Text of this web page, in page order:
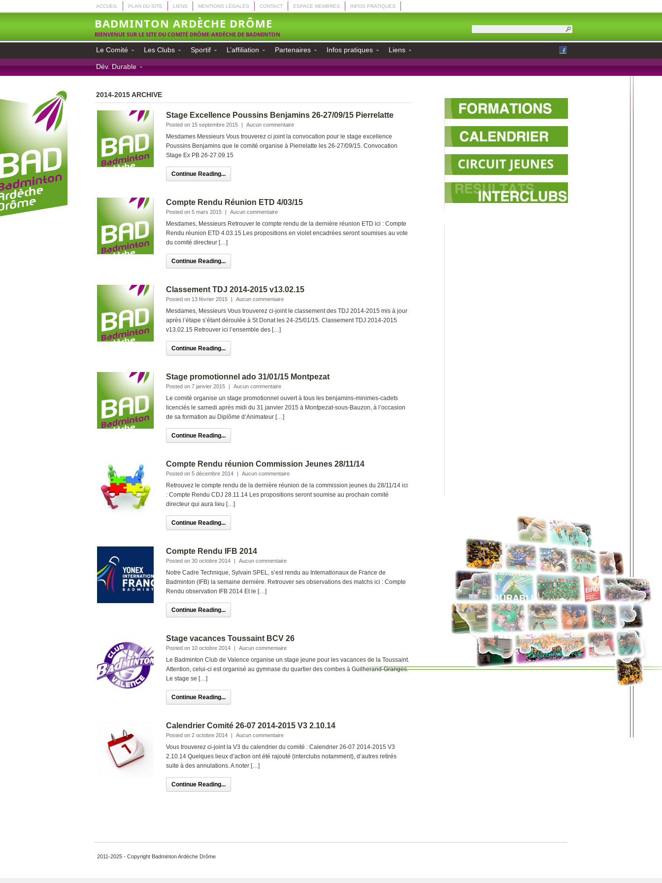
ACCUEIL PLAN DU SITE LIENS MENTIONS LÉGALES CONTACT ESPACE MEMBRES INFOS PRATIQUES
BADMINTON ARDÈCHE DRÔME
BIENVENUE SUR LE SITE DU COMITÉ DRÔME-ARDÈCHE DE BADMINTON
Le Comité Les Clubs Sportif L’affiliation Partenaires Infos pratiques Liens
Dév. Durable
2014-2015 ARCHIVE
Stage Excellence Poussins Benjamins 26-27/09/15 Pierrelatte
Posted on 15 septembre 2015 | Aucun commentaire
Mesdames Messieurs Vous trouverez ci joint la convocation pour le stage excellence
Poussins Benjamins que le comité organise à Pierrelatte les 26-27/09/15. Convocation
Stage Ex PB 26-27.09.15
Continue Reading...
Compte Rendu Réunion ETD 4/03/15
Posted on 5 mars 2015 | Aucun commentaire
Mesdames, Messieurs Retrouver le compte rendu de la dernière réunion ETD ici : Compte
Rendu réunion ETD 4.03.15 Les propositions en violet encadrées seront soumises au vote
du comité directeur […]
Continue Reading...
Classement TDJ 2014-2015 v13.02.15
Posted on 13 février 2015 | Aucun commentaire
Mesdames, Messieurs Vous trouverez ci-joint le classement des TDJ 2014-2015 mis à jour
après l’étape s’étant déroulée à St Donat les 24-25/01/15. Classement TDJ 2014-2015
v13.02.15 Retrouver ici l’ensemble des […]
Continue Reading...
Stage promotionnel ado 31/01/15 Montpezat
Posted on 7 janvier 2015 | Aucun commentaire
Le comité organise un stage promotionnel ouvert à tous les benjamins-minimes-cadets
licenciés le samedi après midi du 31 janvier 2015 à Montpezat-sous-Bauzon, à l’occasion
de sa formation au Diplôme d’Animateur […]
Continue Reading...
Compte Rendu réunion Commission Jeunes 28/11/14
Posted on 5 décembre 2014 | Aucun commentaire
Retrouvez le compte rendu de la dernière réunion de la commission jeunes du 28/11/14 ici
: Compte Rendu CDJ 28.11.14 Les propositions seront soumise au prochain comité
directeur qui aura lieu […]
Continue Reading...
Compte Rendu IFB 2014
Posted on 30 octobre 2014 | Aucun commentaire
Notre Cadre Technique, Sylvain SPEL, s’est rendu au Internationaux de France de
Badminton (IFB) la semaine dernière. Retrouver ses observations des matchs ici : Compte
Rendu observation IFB 2014 Et le […]
Continue Reading...
Stage vacances Toussaint BCV 26
Posted on 10 octobre 2014 | Aucun commentaire
Le Badminton Club de Valence organise un stage jeune pour les vacances de la Toussaint.
Attention, celui-ci est organisé au gymnase du quartier des combes à Guilherand-Granges.
Le stage se […]
Continue Reading...
Calendrier Comité 26-07 2014-2015 V3 2.10.14
Posted on 2 octobre 2014 | Aucun commentaire
Vous trouverez ci-joint la V3 du calendrier du comité : Calendrier 26-07 2014-2015 V3
2.10.14 Quelques lieux d’action ont été rajouté (interclubs notamment), d’autres retirés
suite à des annulations. A noter […]
Continue Reading...
2011-2025 - Copyright Badminton Ardèche Drôme